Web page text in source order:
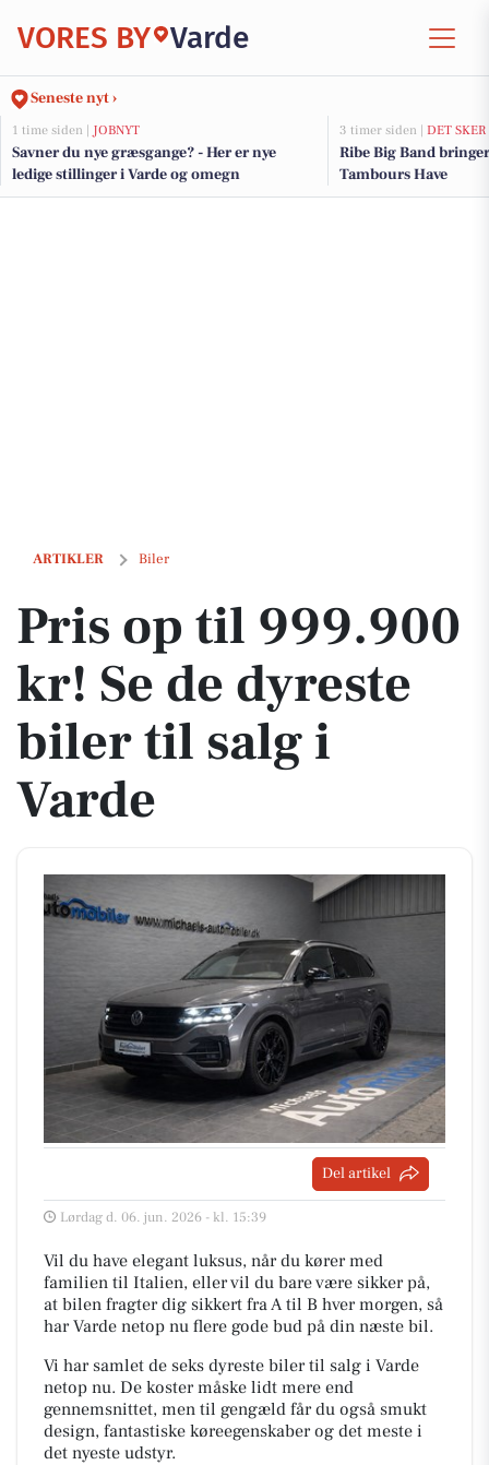
VORES BY Varde
Seneste nyt ›
1 time siden | JOBNYT
Savner du nye græsgange? - Her er nye
ledige stillinger i Varde og omegn
3 timer siden | DET SKER
Ribe Big Band
Tambours Have
ARTIKLER Biler
Pris op til 999.900 kr! Se de dyreste biler til salg i Varde
Pris op til 999.900
kr! Se de dyreste
biler til salg i
Varde
Del artikel
Lørdag d. 06. jun. 2026 - kl. 15:39
Vil du have elegant luksus, når du kører med
familien til Italien, eller vil du bare være sikker på,
at bilen fragter dig sikkert fra A til B hver morgen, så
har Varde netop nu flere gode bud på din næste bil.
Vi har samlet de seks dyreste biler til salg i Varde
netop nu. De koster måske lidt mere end
gennemsnittet, men til gengæld får du også smukt
design, fantastiske køreegenskaber og det meste i
det nyeste udstyr.